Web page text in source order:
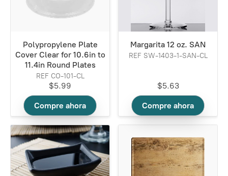
Polypropylene Plate
Cover Clear for 10.6in to
11.4in Round Plates
REF CO-101-CL
$5.99
Compre ahora
Margarita 12 oz. SAN
REF SW-1403-1-SAN-CL
$5.63
Compre ahora